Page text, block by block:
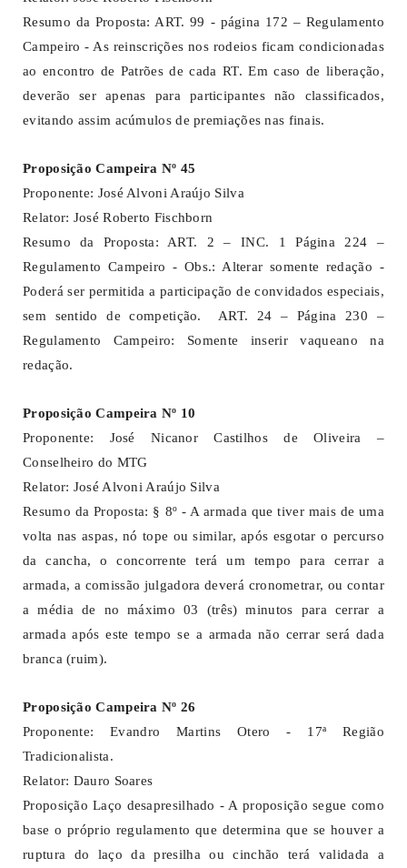
Resumo da Proposta: ART. 99 - página 172 – Regulamento
Campeiro - As reinscrições nos rodeios ficam condicionadas
ao encontro de Patrões de cada RT. Em caso de liberação,
deverão ser apenas para participantes não classificados,
evitando assim acúmulos de premiações nas finais.
Proposição Campeira Nº 45
Proponente: José Alvoni Araújo Silva
Relator: José Roberto Fischborn
Resumo da Proposta: ART. 2 – INC. 1 Página 224 –
Regulamento Campeiro - Obs.: Alterar somente redação -
Poderá ser permitida a participação de convidados especiais,
sem sentido de competição. ART. 24 – Página 230 –
Regulamento Campeiro: Somente inserir vaqueano na
redação.
Proposição Campeira Nº 10
Proponente: José Nicanor Castilhos de Oliveira –
Conselheiro do MTG
Relator: José Alvoni Araújo Silva
Resumo da Proposta: § 8º - A armada que tiver mais de uma
volta nas aspas, nó tope ou similar, após esgotar o percurso
da cancha, o concorrente terá um tempo para cerrar a
armada, a comissão julgadora deverá cronometrar, ou contar
a média de no máximo 03 (três) minutos para cerrar a
armada após este tempo se a armada não cerrar será dada
branca (ruim).
Proposição Campeira Nº 26
Proponente: Evandro Martins Otero - 17ª Região
Tradicionalista.
Relator: Dauro Soares
Proposição Laço desapresilhado - A proposição segue como
base o próprio regulamento que determina que se houver a
ruptura do laço da presilha ou cinchão terá validada a